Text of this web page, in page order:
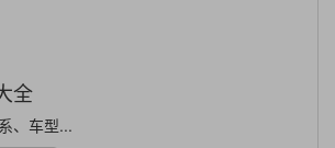
全
、车型...